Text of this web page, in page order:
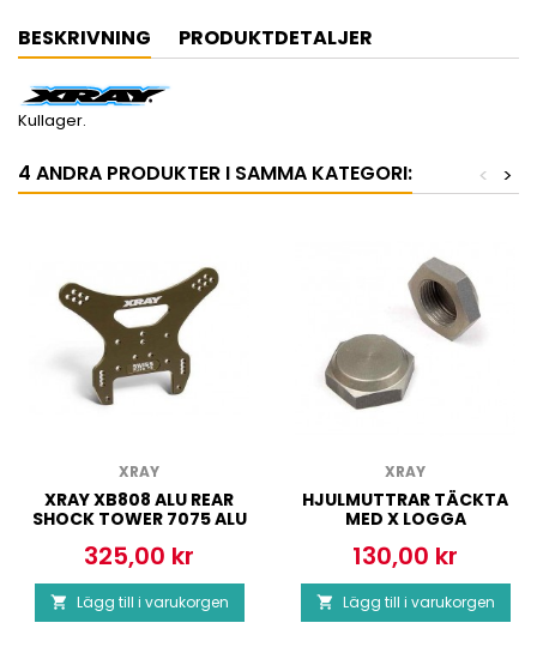
BESKRIVNING PRODUKTDETALJER
Kullager.
4 ANDRA PRODUKTER I SAMMA KATEGORI: >
<
XRAY
XRAY XB808 ALU REAR
SHOCK TOWER 7075 ALU
Pris
325,00 kr
 Lägg till i varukorgen
XRAY
HJULMUTTRAR TÄCKTA
MED X LOGGA
Pris
130,00 kr
 Lägg till i varukorgen